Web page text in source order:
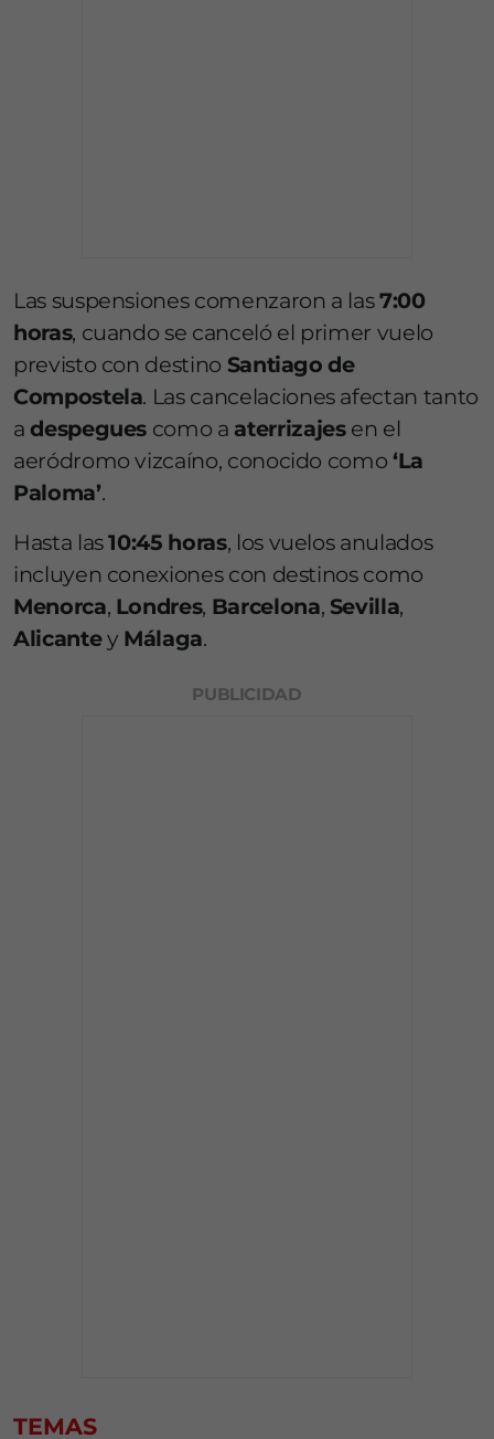
Las suspensiones comenzaron a las7:00
horas, cuando se canceló el primer vuelo
previsto con destino Santiago de
Compostela. Las cancelaciones afectan tanto
adespegues como a aterrizajesen el
aeródromo vizcaíno, conocido como‘La
Paloma’.
Hasta las10:45 horas, los vuelos anulados
incluyen conexiones con destinos como
Menorca, Londres, Barcelona, Sevilla,
Alicantey Málaga.
PUBLICIDAD
TEMAS